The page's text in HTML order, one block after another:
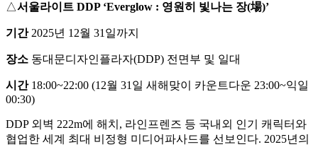
△서울라이트 DDP ‘Everglow : 영원히 빛나는 장(場)’
기간2025년 12월 31일까지
장소 동대문디자인플라자(DDP) 전면부 및 일대
시간18:00~22:00 (12월 31일 새해맞이 카운트다운 23:00~익일
00:30)
DDP 외벽 222m에 해치, 라인프렌즈 등 국내외 인기 캐릭터와
협업한 세계 최대 비정형 미디어파사드를 선보인다. 2025년의